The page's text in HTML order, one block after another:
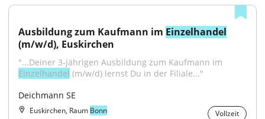
Ausbildung zum Kaufmann im Einzelhandel
(m/w/d), Euskirchen
Einzelhandel (m/w/d) lernst Du in der Filiale..."
Deichmann SE
Euskirchen, Raum Bonn
Vollzeit